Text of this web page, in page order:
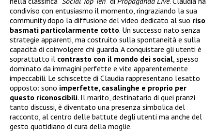
condiviso con entusiasmo il momento, ringraziando la sua
community dopo la diffusione del video dedicato al suo riso
basmati particolarmente cotto. Un successo nato senza
strategie apparenti, ma costruito sulla spontaneità e sulla
capacità di coinvolgere chi guarda. A conquistare gli utenti è
soprattutto il contrasto con il mondo dei social, spesso
dominato da immagini perfette e vite apparentemente
impeccabili. Le schiscette di Claudia rappresentano l’esatto
opposto: sono imperfette, casalinghe e proprio per
questo riconoscibili. Il marito, destinatario di quei pranzi
tanto discussi, è diventato una presenza simbolica del
racconto, al centro delle battute degli utenti ma anche del
gesto quotidiano di cura della moglie.